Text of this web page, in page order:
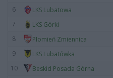
6
LKS Lubatowa
7
LKS Górki
8
Płomień Zmiennica
9
LKS Lubatówka
10
Beskid Posada Górna